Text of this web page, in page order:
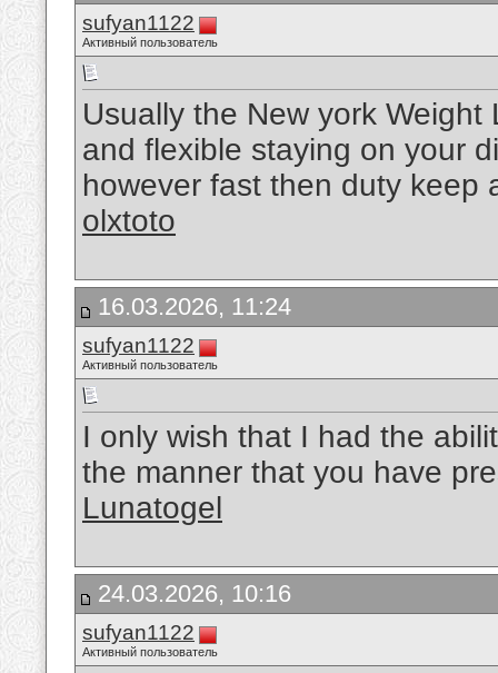
sufyan1122
Активный пользователь
Usually the New york
and flexible staying on your
however fast then duty keep
olxtoto
16.03.2026, 11:24
sufyan1122
Активный пользователь
I only wish that I had the
the manner that you have
Lunatogel
24.03.2026, 10:16
sufyan1122
Активный пользователь